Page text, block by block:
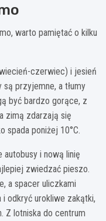
warto pamiętać o kilku
czerwiec) i jesień
przyjemne, a tłumy
być bardzo gorące, z
zimą zdarzają się
spada poniżej 10°C.
i nową linię
zwiedzać pieszo.
a spacer uliczkami
odkryć urokliwe zakątki,
Z lotniska do centrum